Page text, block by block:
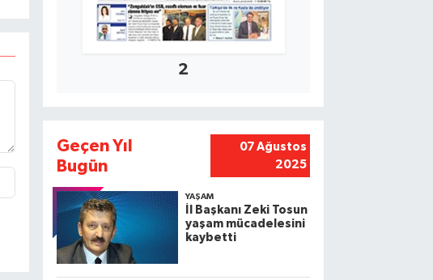
2
Geçen Yıl
Bugün
07 Ağustos
2025
YAŞAM
İl Başkanı Zeki Tosun
yaşam mücadelesini
kaybetti